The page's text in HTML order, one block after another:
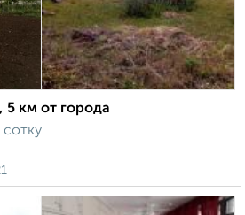
5 км от города
сотку